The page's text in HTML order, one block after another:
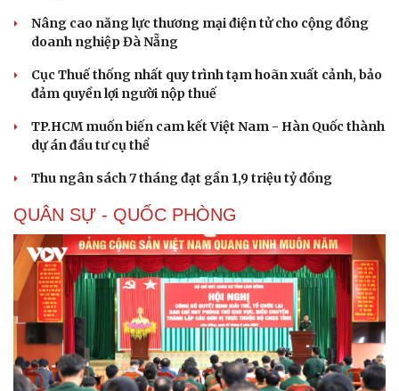
Sức khỏe
Dinh dưỡng - món ngon
Sản phụ khoa
Nam khoa
Làm đẹp - giảm cân
Phòng mạch online
Ăn sạch sống khỏe
Nhà đẹp
Tình yêu - Gia đình
Nâng cao năng lực thương mại điện tử cho cộng đồng
doanh nghiệp Đà Nẵng
Cục Thuế thống nhất quy trình tạm hoãn xuất cảnh, bảo
đảm quyền lợi người nộp thuế
TP.HCM muốn biến cam kết Việt Nam - Hàn Quốc thành
dự án đầu tư cụ thể
Thu ngân sách 7 tháng đạt gần 1,9 triệu tỷ đồng
QUÂN SỰ - QUỐC PHÒNG